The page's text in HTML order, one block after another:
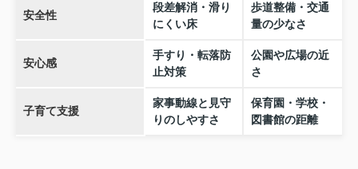
安全性
段差解消・滑り
にくい床
歩道整備・交通
量の少なさ
安心感
手すり・転落防
止対策
公園や広場の近
さ
子育て支援
家事動線と見守
りのしやすさ
保育園・学校・
図書館の距離